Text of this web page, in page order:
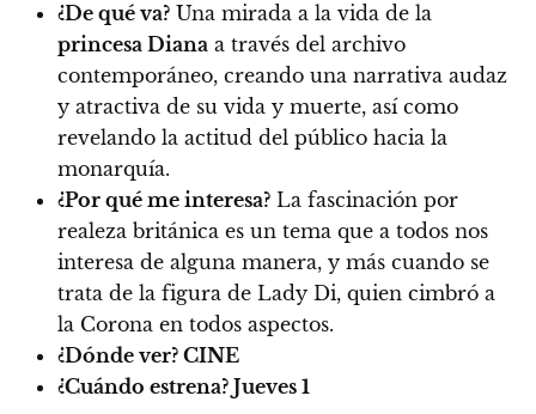
¿De qué va? Una mirada a la vida de la
princesa Diana a través del archivo
contemporáneo, creando una narrativa audaz
y atractiva de su vida y muerte, así como
revelando la actitud del público hacia la
monarquía.
¿Por qué me interesa? La fascinación por
realeza británica es un tema que a todos nos
interesa de alguna manera, y más cuando se
trata de la figura de Lady Di, quien cimbró a
la Corona en todos aspectos.
¿Dónde ver? CINE
¿Cuándo estrena? Jueves 1